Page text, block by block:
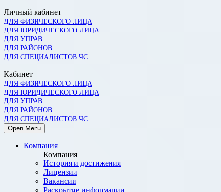
Личный кабинет
ДЛЯ ФИЗИЧЕСКОГО ЛИЦА
ДЛЯ ЮРИДИЧЕСКОГО ЛИЦА
ДЛЯ УПРАВ
ДЛЯ РАЙОНОВ
ДЛЯ СПЕЦИАЛИСТОВ ЧС
Кабинет
ДЛЯ ФИЗИЧЕСКОГО ЛИЦА
ДЛЯ ЮРИДИЧЕСКОГО ЛИЦА
ДЛЯ УПРАВ
ДЛЯ РАЙОНОВ
ДЛЯ СПЕЦИАЛИСТОВ ЧС
Open Menu
Компания
Компания
История и достижения
Лицензии
Вакансии
Раскрытие информации